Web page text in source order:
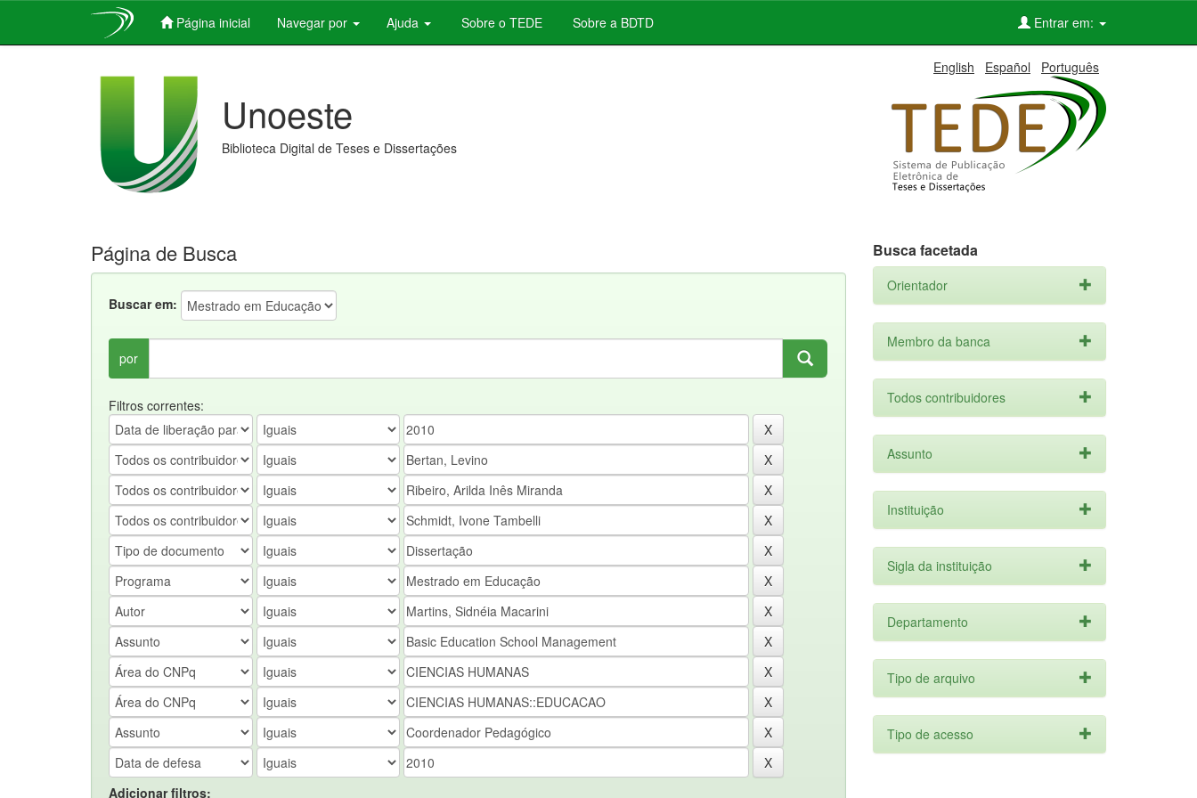
Página inicial Navegar por Ajuda Sobre o TEDE Sobre a BDTD Entrar em:
English Español Português
Unoeste
Biblioteca Digital de Teses e Dissertações
Página de Busca
Buscar em:
por
Filtros correntes:
Adicionar filtros:
Busca facetada
Orientador
Membro da banca
Todos contribuidores
Assunto
Instituição
Sigla da instituição
Departamento
Tipo de arquivo
Tipo de acesso